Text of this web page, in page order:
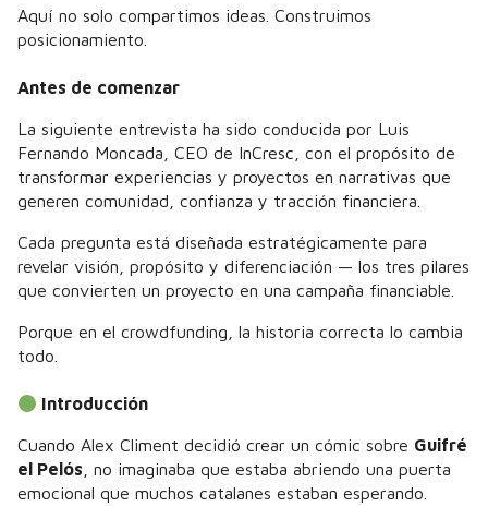
Aquí no solo compartimos ideas. Construimos
posicionamiento.
Antes de comenzar
La siguiente entrevista ha sido conducida por Luis
Fernando Moncada, CEO de InCresc, con el propósito de
transformar experiencias y proyectos en narrativas que
generen comunidad, confianza y tracción financiera.
Cada pregunta está diseñada estratégicamente para
revelar visión, propósito y diferenciación — los tres pilares
que convierten un proyecto en una campaña financiable.
Porque en el crowdfunding, la historia correcta lo cambia
todo.
Introducción
Cuando Alex Climent decidió crear un cómic sobre Guifré
el Pelós , no imaginaba que estaba abriendo una puerta
emocional que muchos catalanes estaban esperando.